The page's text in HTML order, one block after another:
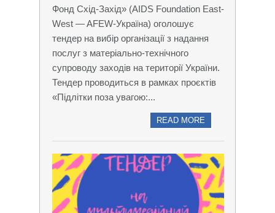
Фонд Схід-Захід» (AIDS Foundation East-
West — AFEW-Україна) оголошує
тендер на вибір організації з надання
послуг з матеріально-технічного
супроводу заходів на території України.
Тендер проводиться в рамках проєктів
«Підлітки поза увагою:...
READ MORE